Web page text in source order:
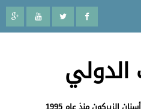
الدولي